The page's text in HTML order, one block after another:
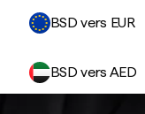
BSD vers EUR
BSD vers AED